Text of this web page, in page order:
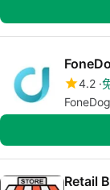
4.2
Retail